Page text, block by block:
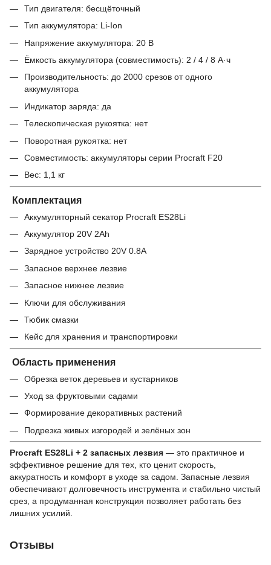
Тип двигателя: бесщёточный
Тип аккумулятора: Li-Ion
Напряжение аккумулятора: 20 В
Ёмкость аккумулятора (совместимость): 2 / 4 / 8 А·ч
Производительность: до 2000 срезов от одного
аккумулятора
Индикатор заряда: да
Телескопическая рукоятка: нет
Поворотная рукоятка: нет
Совместимость: аккумуляторы серии Procraft F20
Вес: 1,1 кг
Комплектация
Аккумуляторный секатор Procraft ES28Li
Аккумулятор 20V 2Ah
Зарядное устройство 20V 0.8A
Запасное верхнее лезвие
Запасное нижнее лезвие
Ключи для обслуживания
Тюбик смазки
Кейс для хранения и транспортировки
Область применения
Обрезка веток деревьев и кустарников
Уход за фруктовыми садами
Формирование декоративных растений
Подрезка живых изгородей и зелёных зон
Procraft ES28Li + 2 запасных лезвия — это практичное и
эффективное решение для тех, кто ценит скорость,
аккуратность и комфорт в уходе за садом. Запасные лезвия
обеспечивают долговечность инструмента и стабильно чистый
срез, а продуманная конструкция позволяет работать без
лишних усилий.
Отзывы